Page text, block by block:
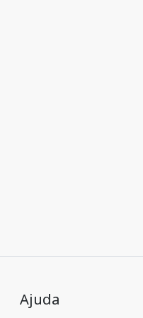
Ajuda